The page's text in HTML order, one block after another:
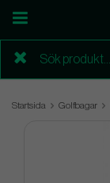
Startsida Golfbagar